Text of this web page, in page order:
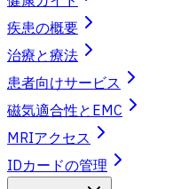
疾患の概要
治療と療法
患者向けサービス
磁気適合性とEMC
MRIアクセス
IDカードの管理